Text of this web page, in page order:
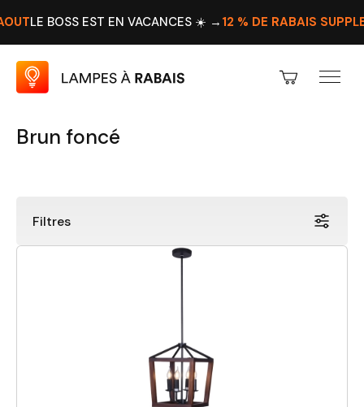
LE BOSS EST EN VACANCES ☀️ →12 % DE RABAIS
Brun foncé
Filtres